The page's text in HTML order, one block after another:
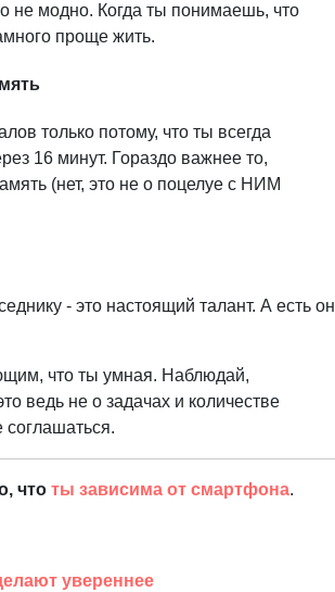
не модно. Когда ты понимаешь, что
проще жить.
только потому, что ты всегда
16 минут. Гораздо важнее то,
(нет, это не о поцелуе с НИМ
- это настоящий талант. А есть он
что ты умная. Наблюдай,
ведь не о задачах и количестве
соглашаться.
что ты зависима от смартфона.
увереннее